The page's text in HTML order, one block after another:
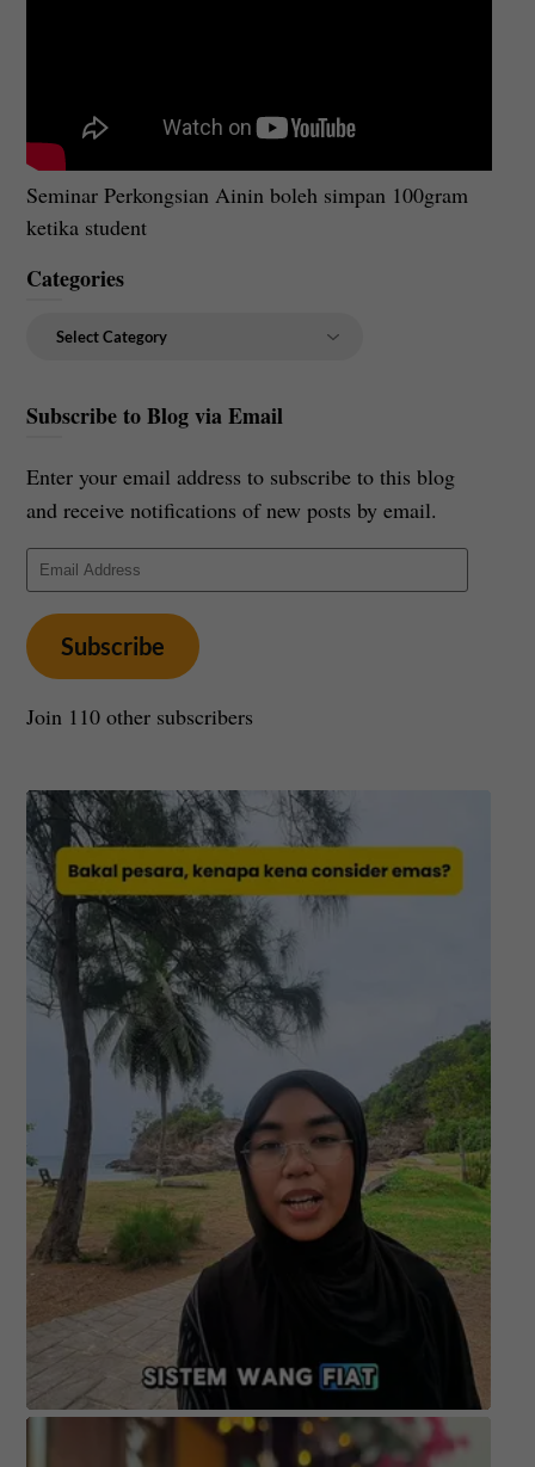
Seminar Perkongsian Ainin boleh simpan 100gram
ketika student
Categories
Categories
Subscribe to Blog via Email
Enter your email address to subscribe to this blog
and receive notifications of new posts by email.
Email
Address
Subscribe
Join 110 other subscribers